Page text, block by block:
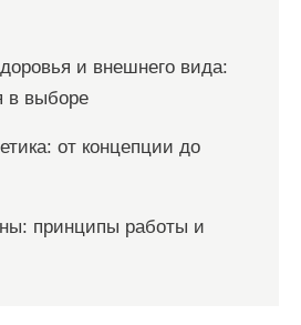
и внешнего вида:
в выборе
от концепции до
принципы работы и